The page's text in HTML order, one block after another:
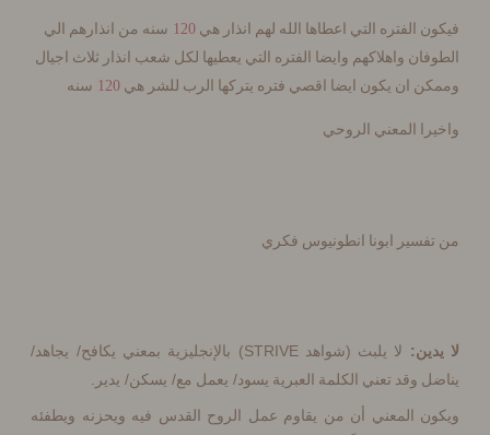
الفتره التي اعطاها الله لهم انذار هي 120
سنه من انذارهم الي
واهلاكهم وايضا الفتره التي يعطيها لكل شعب انذار ثلاث اجيال
ان يكون ايضا اقصي فتره يتركها الرب للشر هي 120 سنه
المعني الروحي
ابونا انطونيوس فكري
لا يلبث شواهد STRIVE) بالإنجليزية بمعني يكافح/يجاهد/
وقد تعني الكلمة العبرية يسود/ يعمل مع/يسكن/يدير.
المعني أن من يقاوم عمل الروح القدس فيه ويحزنه ويطفئه